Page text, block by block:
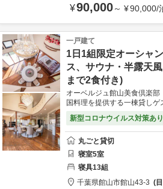
¥90,000～ ¥90,000/
一戸建て
1日1組限定オーシャ
ス、サウナ・半露天
まで2食付き)
オーベルジュ館山美食倶楽
国料理を提供する一棟貸しゲ
新型コロナウイルス対策あり
丸ごと貸切
寝室5室
寝具13組
千葉県館山市館山43-3